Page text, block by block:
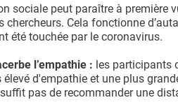
sociale peut paraître à première
Cela fonctionne
été touchée par le coronavirus.
l’empathie : les participants
d'empathie et une plus
pas de recommander une